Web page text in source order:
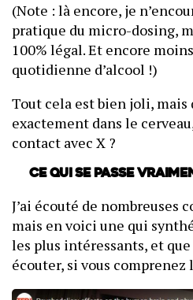
(Note : là encore, je
pratique du micro-dosing,
100% légal. Et encore
quotidienne d’alcool !)
Tout cela est bien joli, mais
exactement dans le
contact avec X ?
Ce qui se passe
J’ai écouté de nombreuses
mais en voici une qui
les plus intéressants, et
écouter, si vous comprenez